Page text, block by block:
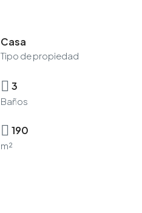
Casa
Tipo de propiedad
3
Baños
190
m²